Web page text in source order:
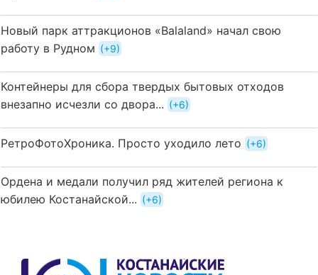
Новый парк аттракционов «Balaland» начал свою
работу в Рудном
+9
Контейнеры для сбора твердых бытовых отходов
внезапно исчезли со двора...
+6
РетроФотоХроника. Просто уходило лето +6
Ордена и медали получил ряд жителей региона к
юбилею Костанайской...
+6